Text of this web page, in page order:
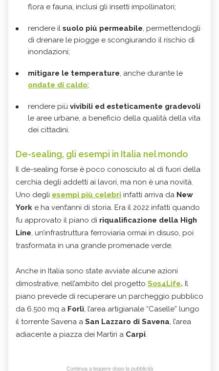
flora e fauna, inclusi gli insetti impollinatori;
rendere il suolo più permeabile, permettendogli
di drenare le piogge e scongiurando il rischio di
inondazioni;
mitigare le temperature, anche durante le
ondate di caldo;
rendere più vivibili ed esteticamente gradevoli
le aree urbane, a beneficio della qualità della vita
dei cittadini.
De-sealing, gli esempi in Italia nel mondo
Il de-sealing forse è poco conosciuto al di fuori della
cerchia degli addetti ai lavori, ma non è una novità.
Uno degli esempi più celebri infatti arriva da New
York e ha vent’anni di storia. Era il 2022 infatti quando
fu approvato il piano di riqualificazione della High
Line, un’infrastruttura ferroviaria ormai in disuso, poi
trasformata in una grande promenade verde.
Anche in Italia sono state avviate alcune azioni
dimostrative, nell’ambito del progetto Sos4Life. Il
piano prevede di recuperare un parcheggio pubblico
da 6.500 mq a Forlì, l’area artigianale “Caselle” lungo
il torrente Savena a San Lazzaro di Savena, l’area
adiacente a piazza dei Martiri a Carpi.
Continua a leggere dopo la pubblicità